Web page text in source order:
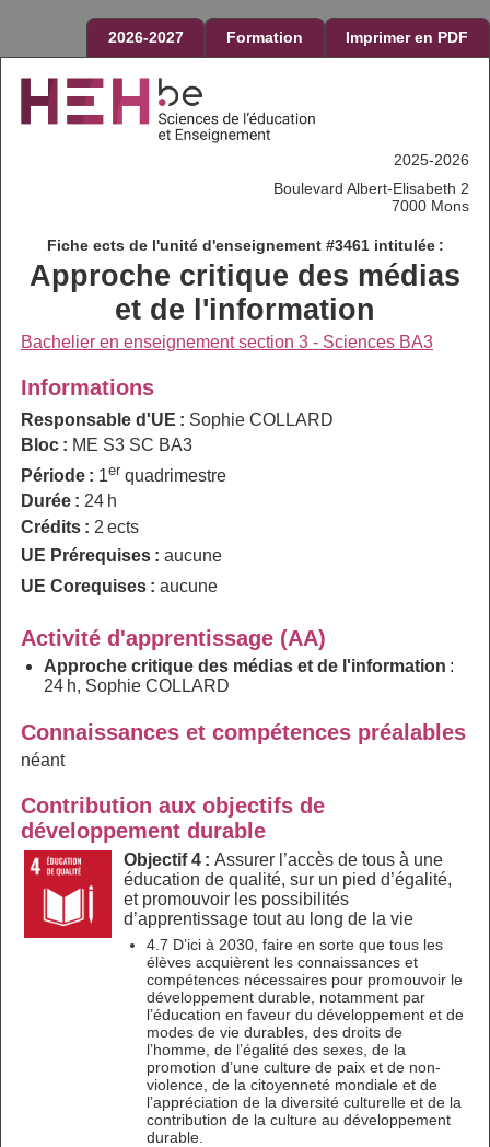
2026-2027 Formation Imprimer en PDF
2025-2026
Boulevard Albert-Elisabeth 2
7000 Mons
Fiche ects de l'unité d'enseignement #3461 intitulée :
Approche critique des médias
et de l'information
Bachelier en enseignement section 3 - Sciences BA3
Informations
Responsable d'UE : Sophie COLLARD
Bloc : ME S3 SC BA3
Période : 1er quadrimestre
Durée : 24 h
Crédits : 2 ects
UE Prérequises : aucune
UE Corequises : aucune
Activité d'apprentissage (AA)
Approche critique des médias et de l'information :
24 h, Sophie COLLARD
Connaissances et compétences préalables
néant
Contribution aux objectifs de
développement durable
Objectif 4 : Assurer l’accès de tous à une
éducation de qualité, sur un pied d’égalité,
et promouvoir les possibilités
d’apprentissage tout au long de la vie
4.7 D’ici à 2030, faire en sorte que tous les
élèves acquièrent les connaissances et
compétences nécessaires pour promouvoir le
développement durable, notamment par
l’éducation en faveur du développement et de
modes de vie durables, des droits de
l’homme, de l’égalité des sexes, de la
promotion d’une culture de paix et de non-
violence, de la citoyenneté mondiale et de
l’appréciation de la diversité culturelle et de la
contribution de la culture au développement
durable.